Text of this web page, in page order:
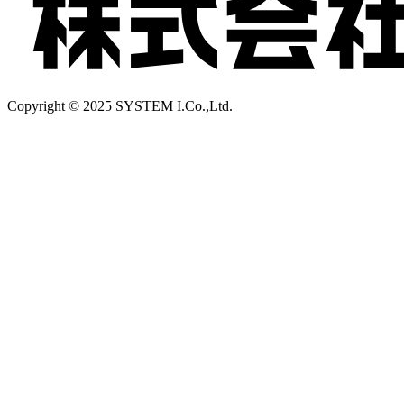
Copyright © 2025 SYSTEM I.Co.,Ltd.